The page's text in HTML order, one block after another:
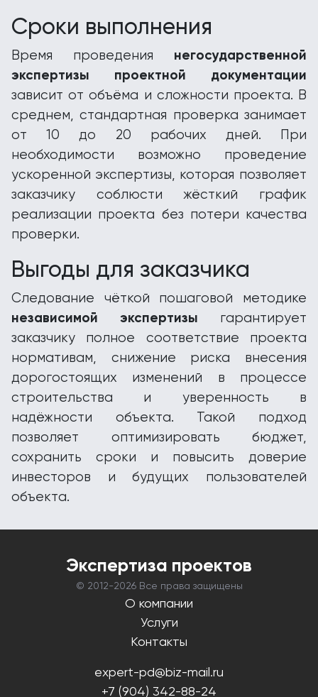
Сроки выполнения
Время проведения негосударственной
экспертизы проектной документации
зависит от объёма и сложности проекта. В
среднем, стандартная проверка занимает
от 10 до 20 рабочих дней. При
необходимости возможно проведение
ускоренной экспертизы, которая позволяет
заказчику соблюсти жёсткий график
реализации проекта без потери качества
проверки.
Выгоды для заказчика
Следование чёткой пошаговой методике
независимой экспертизы гарантирует
заказчику полное соответствие проекта
нормативам, снижение риска внесения
дорогостоящих изменений в процессе
строительства и уверенность в
надёжности объекта. Такой подход
позволяет оптимизировать бюджет,
сохранить сроки и повысить доверие
инвесторов и будущих пользователей
объекта.
Экспертиза проектов
© 2012-2026 Все права защищены
О компании
Услуги
Контакты
expert-pd@biz-mail.ru
+7 (904) 342-88-24